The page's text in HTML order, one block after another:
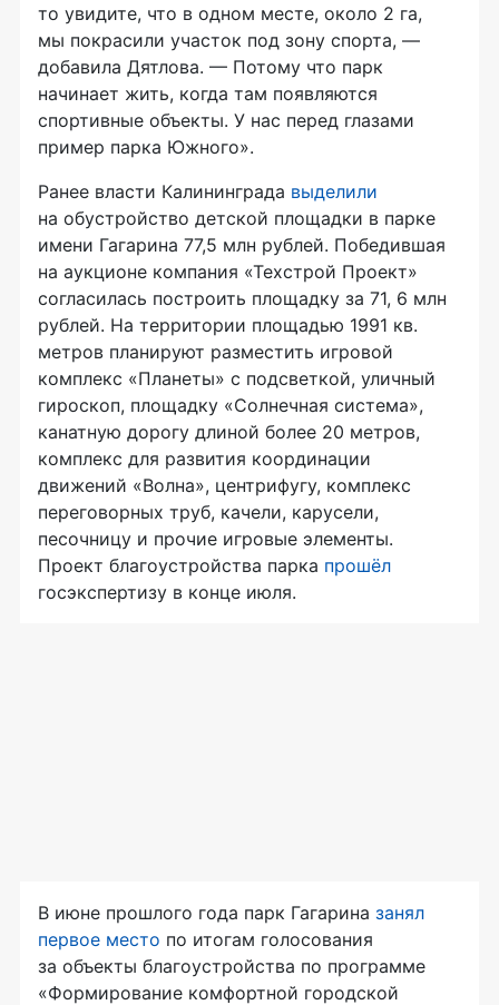
то увидите, что в одном месте, около 2 га,
мы покрасили участок под зону спорта, —
добавила Дятлова. — Потому что парк
начинает жить, когда там появляются
спортивные объекты. У нас перед глазами
пример парка Южного».
Ранее власти Калининграда выделили
на обустройство детской площадки в парке
имени Гагарина 77,5 млн рублей. Победившая
на аукционе компания «Техстрой Проект»
согласилась построить площадку за 71, 6 млн
рублей. На территории площадью 1991 кв.
метров планируют разместить игровой
комплекс «Планеты» с подсветкой, уличный
гироскоп, площадку «Солнечная система»,
канатную дорогу длиной более 20 метров,
комплекс для развития координации
движений «Волна», центрифугу, комплекс
переговорных труб, качели, карусели,
песочницу и прочие игровые элементы.
Проект благоустройства парка прошёл
госэкспертизу в конце июля.
В июне прошлого года парк Гагарина занял
первое место по итогам голосования
за объекты благоустройства по программе
«Формирование комфортной городской